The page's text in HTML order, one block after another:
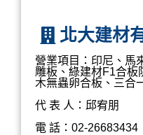
北大建材
營業項目：印尼、馬
雕板、綠建材F1合板
木無蟲卵合板、三合
代 表 人：邱宥朋
電 話：02-26683434